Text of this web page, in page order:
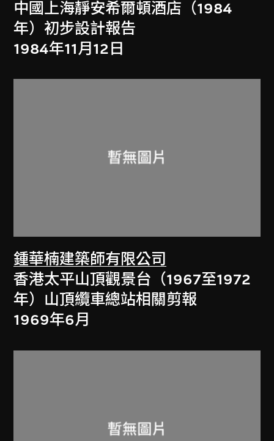
中國上海靜安希爾頓酒店（1984
年）初步設計報告
1984年11月12日
鍾華楠建築師有限公司
香港太平山頂觀景台（1967至1972
年）山頂纜車總站相關剪報
1969年6月